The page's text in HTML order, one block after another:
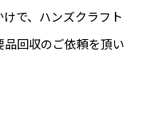
で、ハンズクラフト
回収のご依頼を頂い